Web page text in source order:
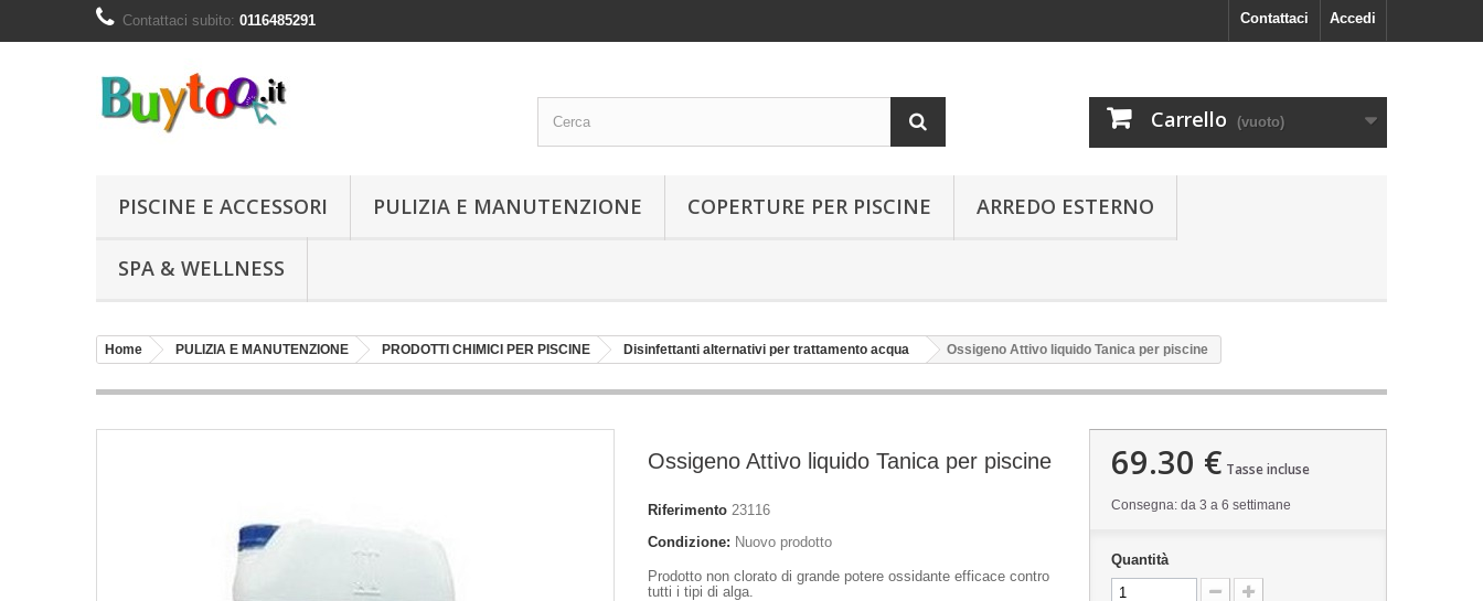
Accedi
Contattaci
Contattaci subito: 0116485291
Carrello (vuoto)
PISCINE E ACCESSORI PULIZIA E MANUTENZIONE COPERTURE PER PISCINE ARREDO ESTERNO
SPA & WELLNESS
Home PULIZIA E MANUTENZIONE PRODOTTI CHIMICI PER PISCINE Disinfettanti alternativi per trattamento acqua Ossigeno Attivo liquido Tanica per piscine
Ossigeno Attivo liquido Tanica per piscine
Riferimento 23116
Condizione: Nuovo prodotto
Prodotto non clorato di grande potere ossidante efficace contro
tutti i tipi di alga.
69.30 € Tasse incluse
Consegna: da 3 a 6 settimane
Quantità